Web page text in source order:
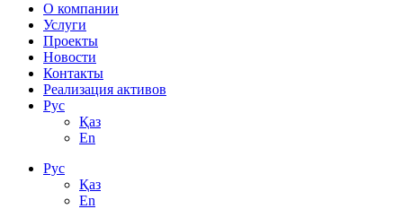
О компании
Услуги
Проекты
Новости
Контакты
Реализация активов
Рус
Қаз
En
Рус
Қаз
En